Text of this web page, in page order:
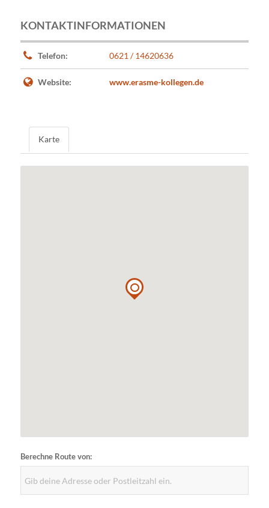
KONTAKTINFORMATIONEN
Telefon: 0621 / 14620636
Website: www.erasme-kollegen.de
Karte
Berechne Route von: